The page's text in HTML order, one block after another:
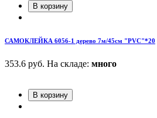
В корзину
САМОКЛЕЙКА 6056-1 дерево 7м/45см "PVC"*20
353.6 руб. На складе: много
В корзину